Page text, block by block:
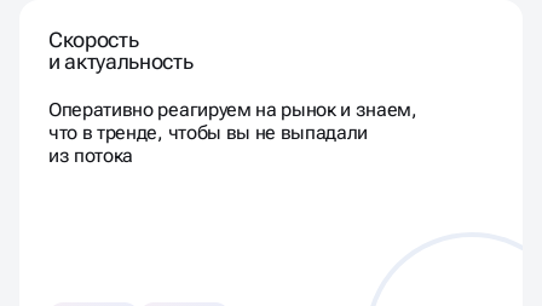
Скорость
и актуальность
Оперативно реагируем на рынок и знаем,
что в тренде, чтобы вы не выпадали
из потока